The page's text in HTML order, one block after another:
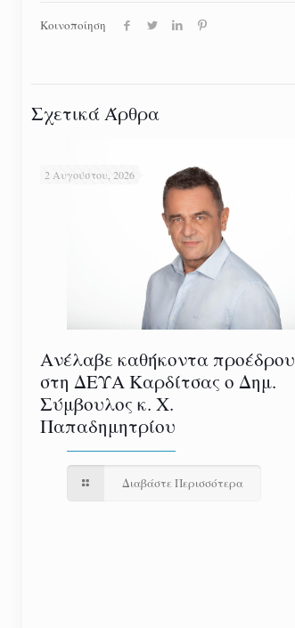
Κοινοποίηση
Σχετικά Άρθρα
2 Αυγούστου, 2026
Ανέλαβε καθήκοντα προέδρου
στη ΔΕΥΑ Καρδίτσας ο Δημ.
Σύμβουλος κ. Χ.
Παπαδημητρίου
Διαβάστε Περισσότερα